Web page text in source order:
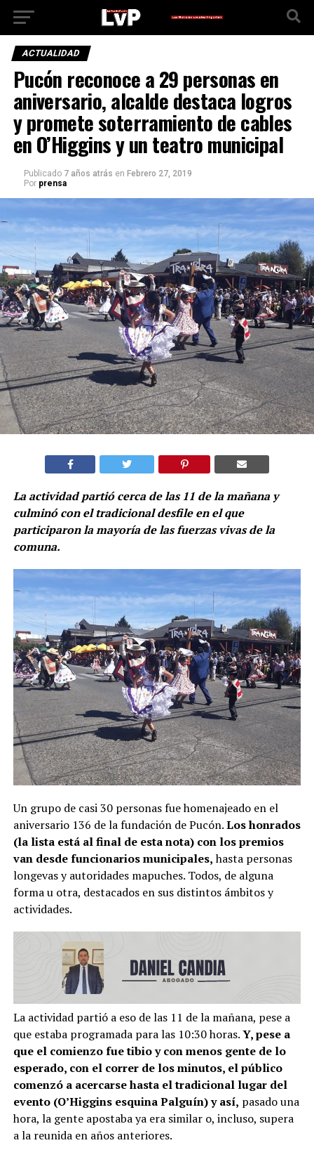
ACTUALIDAD
Pucón reconoce a 29 personas en
aniversario, alcalde destaca logros
y promete soterramiento de cables
en O’Higgins y un teatro municipal
Publicado 7 años atrás en Febrero 27, 2019
Por prensa
La actividad partió cerca de las 11 de la mañana y
culminó con el tradicional desfile en el que
participaron la mayoría de las fuerzas vivas de la
comuna.
Un grupo de casi 30 personas fue homenajeado en el
aniversario 136 de la fundación de Pucón.Los honrados
(la lista está al final de esta nota) con los premios
van desde funcionarios municipales,hasta personas
longevas y autoridades mapuches. Todos, de alguna
forma u otra, destacados en sus distintos ámbitos y
actividades.
La actividad partió a eso de las 11 de la mañana, pese a
que estaba programada para las 10:30 horas.Y, pese a
que el comienzo fue tibio y con menos gente de lo
esperado, con el correr de los minutos, el público
comenzó a acercarse hasta el tradicional lugar del
evento (O’Higgins esquina Palguín) y así, pasado una
hora, la gente apostaba ya era similar o, incluso, supera
a la reunida en años anteriores.